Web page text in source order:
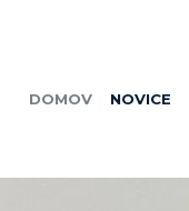
DOMOV NOVICE